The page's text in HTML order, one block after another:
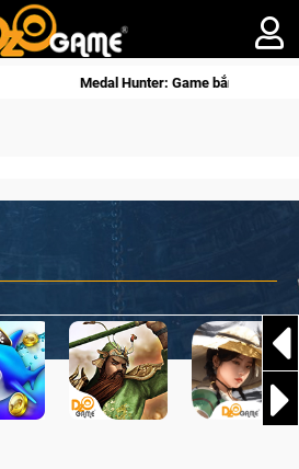
Medal Hunter: Game bắn súng PvP tọa độ